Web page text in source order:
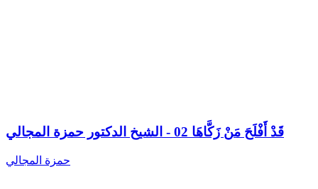
قَدْ أَفْلَحَ مَنْ زَكَّاهَا 02 - الشيخ الدكتور حمزة المجالي
حمزة المجالي